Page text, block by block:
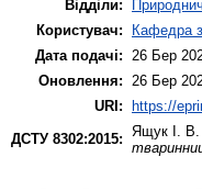
Відділи:
Користувач:
Кафедра
Дата подачі: 26 Бер
Оновлення: 26 Бер
URI:
https://
ДСТУ 8302:2015: Ящук І. В.